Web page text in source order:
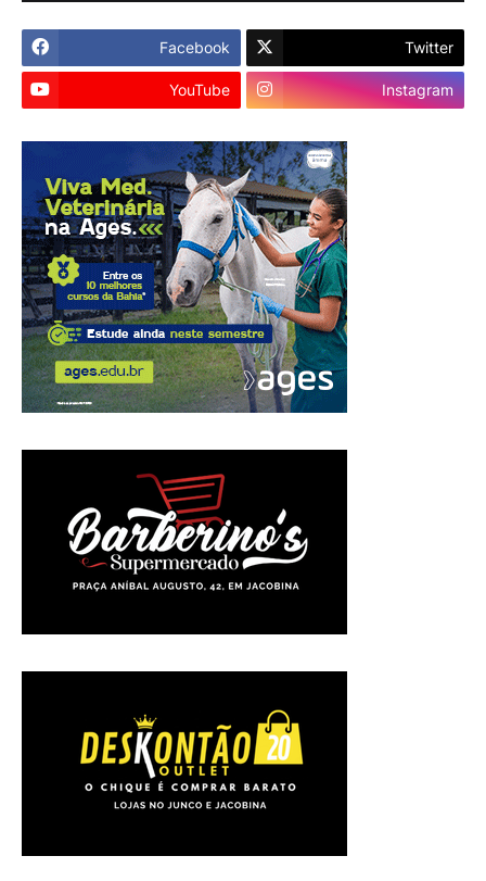
Facebook Twitter
YouTube Instagram